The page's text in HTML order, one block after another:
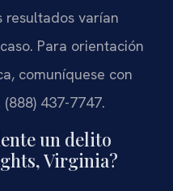
resultados varían
Para orientación
comuníquese con
(888) 437-7747.
un delito
Virginia?